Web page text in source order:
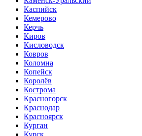
Каспийск
Кемерово
Керчь
Киров
Кисловодск
Ковров
Коломна
Копейск
Королёв
Кострома
Красногорск
Краснодар
Красноярск
Курган
Курск